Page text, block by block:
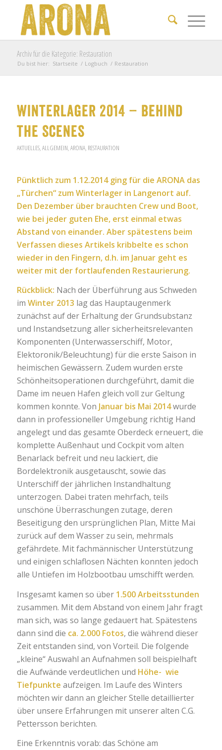
Archiv für die Kategorie: Restauration
Du bist hier: Startseite / Logbuch / Restauration
Winterlager 2014 – Behind
the Scenes
AKTUELLES,ALLGEMEIN,ARONA, RESTAURATION
Pünktlich zum 1.12.2014 ging für die ARONA das
„Türchen“ zum Winterlager in Langenort auf.
Den Dezember über brauchten Crew und Boot,
wie bei jeder guten Ehe, erst einmal etwas
Abstand von einander. Aber spätestens beim
Verfassen dieses Artikels kribbelte es schon
wieder in den Fingern, d.h. im Januar geht es
weiter mit der fortlaufenden Restaurierung.
Rückblick: Nach der Überführung aus Schweden
im Winter 2013 lag das Hauptaugenmerk
zunächst auf der Erhaltung der Grundsubstanz
und Instandsetzung aller sicherheitsrelevanten
Komponenten (Unterwasserschiff, Motor,
Elektoronik/Beleuchtung) für die erste Saison in
heimischen Gewässern. Zudem wurden erste
Schönheitsoperationen durchgeführt, damit die
Dame im neuen Hafen gleich voll zur Geltung
kommen konnte. Von Januar bis Mai 2014wurde
dann in professioneller Umgebung richtig Hand
angelegt und das gesamte Oberdeck erneuert, die
komplette Außenhaut und Cockpit vom alten
Benarlack befreit und neu lackiert, die
Bordelektronik ausgetauscht, sowie das
Unterschiff der jährlichen Instandhaltung
unterzogen. Dabei traten mehrfach, teils
unschöne Überraschungen zutage, deren
Beseitigung den ursprünglichen Plan, Mitte Mai
zurück auf dem Wasser zu sein, mehrmals
gefährdete. Mit fachmännischer Unterstützung
und einigen schlaflosen Nächten konnten jedoch
alle Untiefen im Holzbootbau umschifft werden.
Insgesamt kamen so über 1.500 Arbeitsstunden
zusammen. Mit dem Abstand von einem Jahr fragt
man sich, was so lange gedauert hat. Spätestens
dann sind die ca. 2.000 Fotos, die während dieser
Zeit entstanden sind, von Vorteil. Die folgende
„kleine“ Auswahl an Aufnahmen soll beispielhaft
die Aufwände verdeutlichen und Höhe- wie
Tiefpunkte aufzeigen. Im Laufe des Winters
möchten wir dann an gleicher Stelle detaillierter
über unsere Erfahrungen mit unserer alten C.G.
Pettersson berichten.
Eine Erkenntnis vorab: das Schöne am